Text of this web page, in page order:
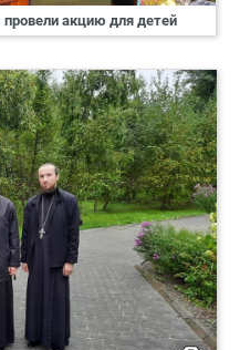
акцию для детей